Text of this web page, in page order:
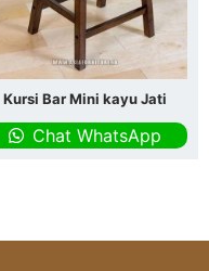
Kursi Bar Mini kayu Jati
Chat WhatsApp